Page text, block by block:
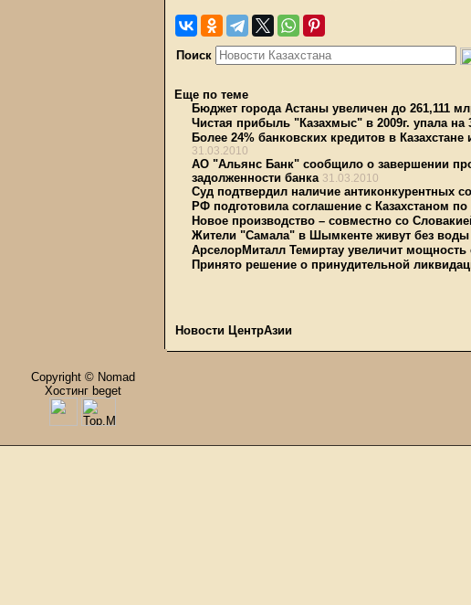
Поиск
Еще по теме
Бюджет города Астаны увеличен до 261,111
Чистая прибыль "Казахмыс" в 2009г. упала на
Более 24% банковских кредитов в
31.03.2010
АО "Альянс Банк" сообщило о завершении
задолженности банка 31.03.2010
Суд подтвердил наличие антиконкурентных
РФ подготовила соглашение с Казахстаном
Новое производство – совместно со
Жители "Самала" в Шымкенте живут без воды
АрселорМиталл Темиртау увеличит мощность
Принято решение о принудительной
Новости ЦентрАзии
Copyright © Nomad
Хостинг beget